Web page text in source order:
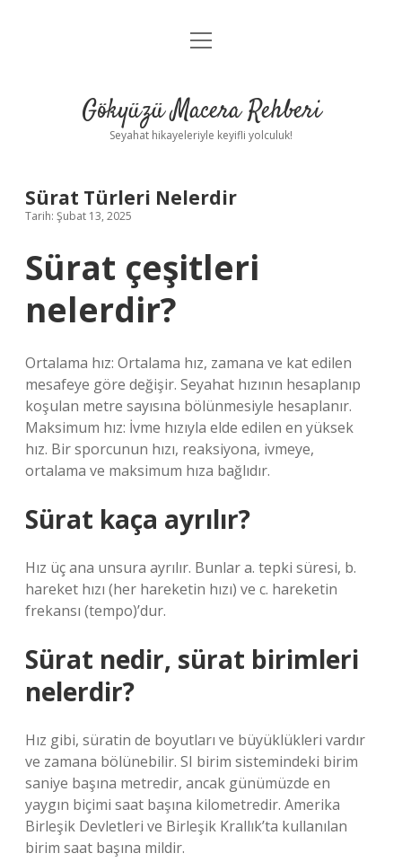
Anasayfa
Yasal Uyarı
menüyü
Gökyüzü Macera Rehberi
Seyahat hikayeleriyle keyifli yolculuk!
Sürat Türleri Nelerdir
Tarih: Şubat 13, 2025
Sürat çeşitleri
nelerdir?
Ortalama hız: Ortalama hız, zamana ve kat edilen
mesafeye göre değişir. Seyahat hızının hesaplanıp
koşulan metre sayısına bölünmesiyle hesaplanır.
Maksimum hız: İvme hızıyla elde edilen en yüksek
hız. Bir sporcunun hızı, reaksiyona, ivmeye,
ortalama ve maksimum hıza bağlıdır.
Sürat kaça ayrılır?
Hız üç ana unsura ayrılır. Bunlar a. tepki süresi, b.
hareket hızı (her hareketin hızı) ve c. hareketin
frekansı (tempo)’dur.
Sürat nedir, sürat birimleri
nelerdir?
Hız gibi, süratin de boyutları ve büyüklükleri vardır
ve zamana bölünebilir. SI birim sistemindeki birim
saniye başına metredir, ancak günümüzde en
yaygın biçimi saat başına kilometredir. Amerika
Birleşik Devletleri ve Birleşik Krallık’ta kullanılan
birim saat başına mildir.